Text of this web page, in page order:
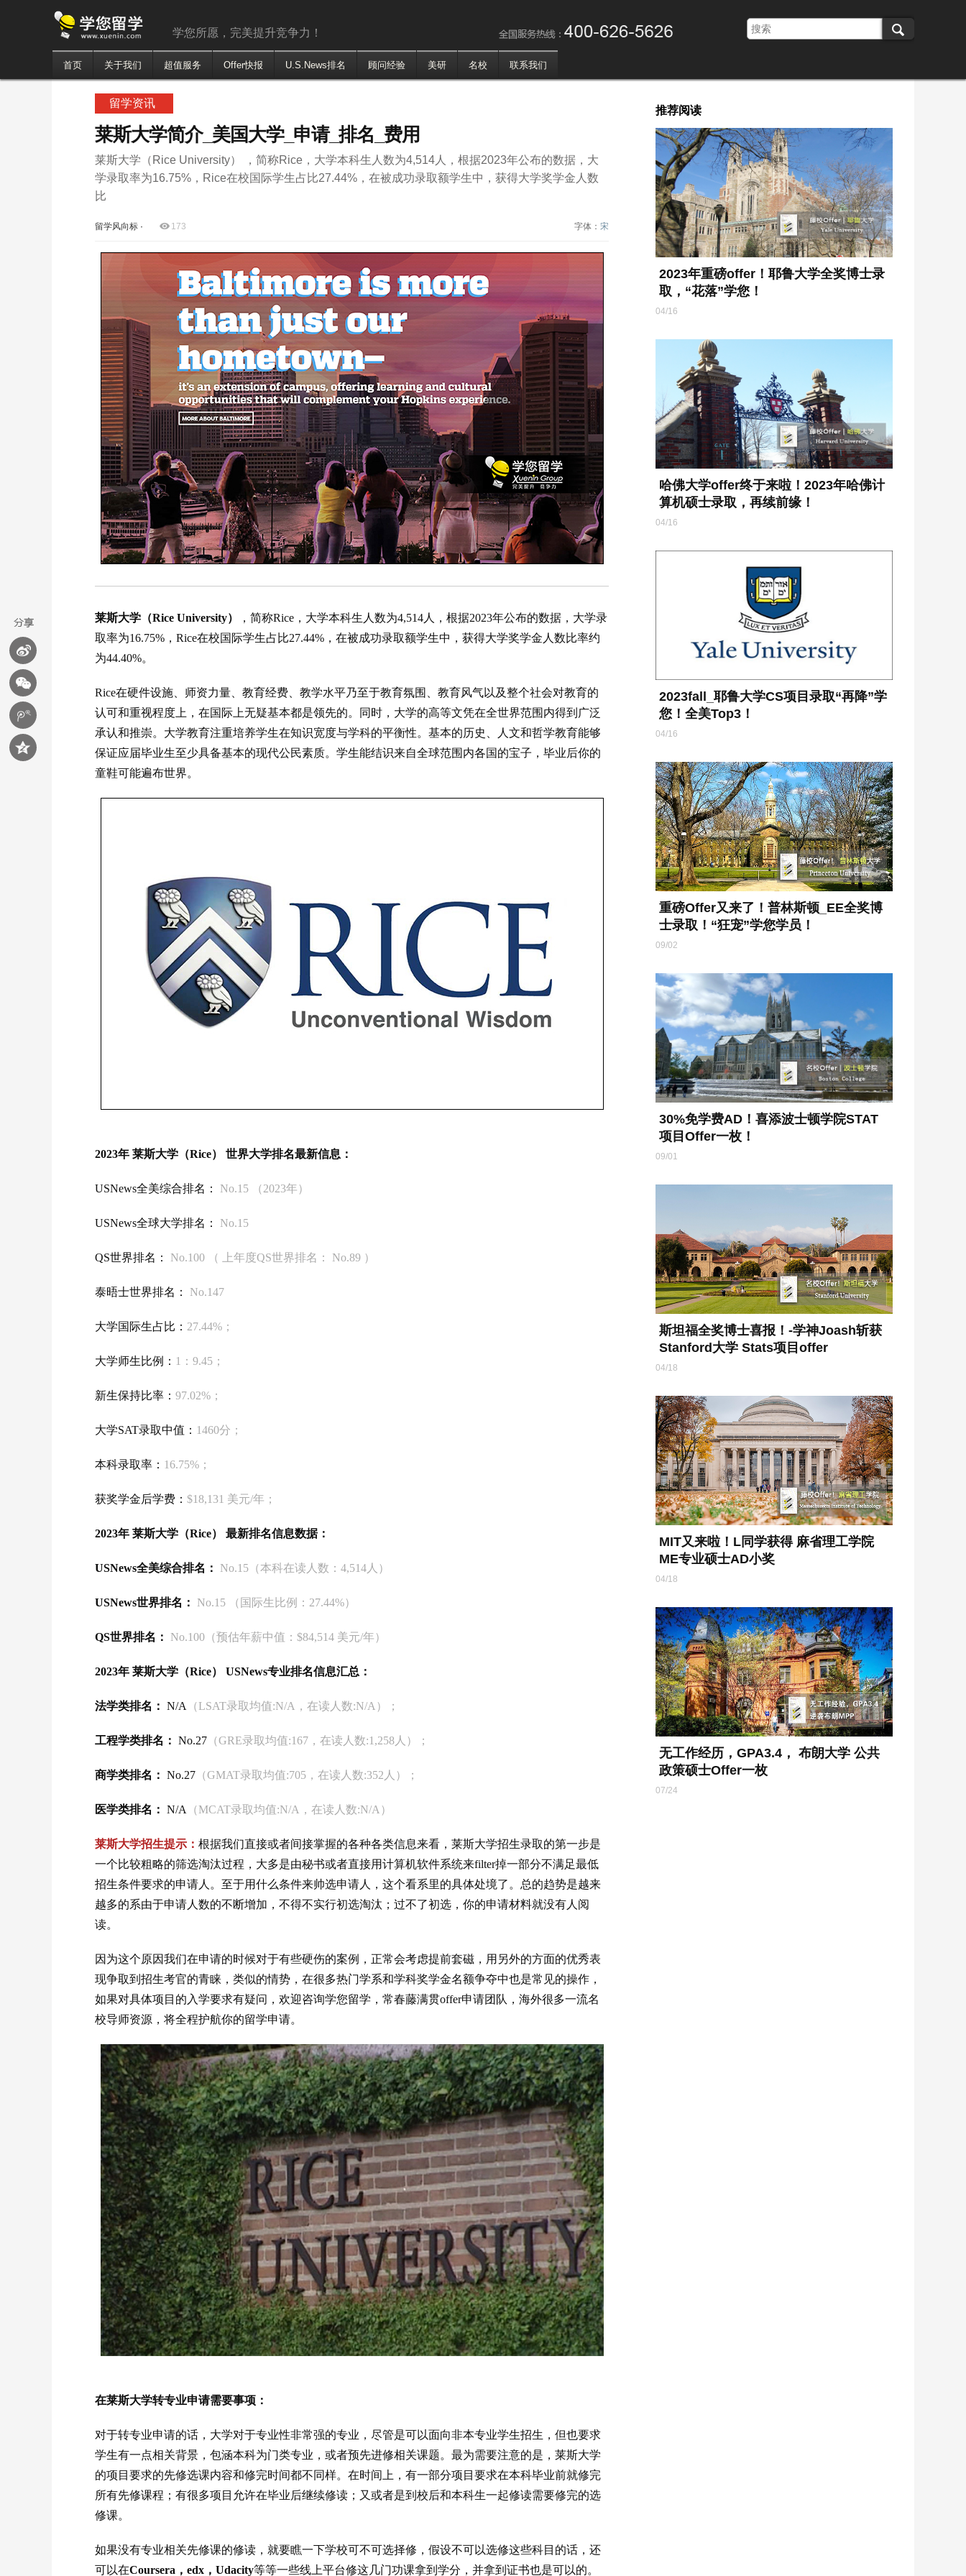
学您所愿，完美提升竞争力！
首页 关于我们 超值服务 Offer快报 U.S.News排名 顾问经验 美研 名校 联系我们
留学资讯
莱斯大学简介_美国大学_申请_排名_费用
莱斯大学（Rice University） ，简称Rice，大学本科生人数为4,514人，根据2023年公布的数据，大
学录取率为16.75%，Rice在校国际学生占比27.44%，在被成功录取额学生中，获得大学奖学金人数
比
留学风向标 · 173 字体： 宋
莱斯大学（Rice University）
，简称Rice，大学本科生人数为4,514人，根据2023年公布的数据，大学录
取率为16.75%，Rice在校国际学生占比27.44%，在被成功录取额学生中，获得大学奖学金人数比率约
为44.40%。
Rice在硬件设施、师资力量、教育经费、教学水平乃至于教育氛围、教育风气以及整个社会对教育的
认可和重视程度上，在国际上无疑基本都是领先的。同时，大学的高等文凭在全世界范围内得到广泛
承认和推崇。大学教育注重培养学生在知识宽度与学科的平衡性。基本的历史、人文和哲学教育能够
保证应届毕业生至少具备基本的现代公民素质。学生能结识来自全球范围内各国的宝子，毕业后你的
童鞋可能遍布世界。
2023年 莱斯大学（Rice） 世界大学排名最新信息：
USNews全美综合排名： No.15 （2023年）
USNews全球大学排名： No.15
QS世界排名： No.100 （ 上年度QS世界排名： No.89 ）
泰晤士世界排名： No.147
大学国际生占比： 27.44%；
大学师生比例： 1： 9.45；
新生保持比率： 97.02%；
大学SAT录取中值： 1460分；
本科录取率： 16.75%；
获奖学金后学费： $18,131 美元/年；
2023年 莱斯大学（Rice） 最新排名信息数据：
USNews全美综合排名： No.15（本科在读人数：4,514人）
USNews世界排名： No.15 （国际生比例：27.44%）
QS世界排名： No.100（预估年薪中值：$84,514 美元/年）
2023年 莱斯大学（Rice） USNews专业排名信息汇总：
法学类排名： N/A （LSAT录取均值:N/A，在读人数:N/A）；
工程学类排名： No.27 （GRE录取均值:167，在读人数:1,258人）；
商学类排名： No.27 （GMAT录取均值:705，在读人数:352人）；
医学类排名： N/A （MCAT录取均值:N/A，在读人数:N/A）
莱斯大学招生提示： 根据我们直接或者间接掌握的各种各类信息来看，莱斯大学招生录取的第一步是
一个比较粗略的筛选淘汰过程，大多是由秘书或者直接用计算机软件系统来filter掉一部分不满足最低
招生条件要求的申请人。至于用什么条件来帅选申请人，这个看系里的具体处境了。总的趋势是越来
越多的系由于申请人数的不断增加，不得不实行初选淘汰；过不了初选，你的申请材料就没有人阅
读。
因为这个原因我们在申请的时候对于有些硬伤的案例，正常会考虑提前套磁，用另外的方面的优秀表
现争取到招生考官的青睐，类似的情势，在很多热门学系和学科奖学金名额争夺中也是常见的操作，
如果对具体项目的入学要求有疑问，欢迎咨询学您留学，常春藤满贯offer申请团队，海外很多一流名
校导师资源，将全程护航你的留学申请。
在莱斯大学转专业申请需要事项：
对于转专业申请的话，大学对于专业性非常强的专业，尽管是可以面向非本专业学生招生，但也要求
学生有一点相关背景，包涵本科为门类专业，或者预先进修相关课题。最为需要注意的是，莱斯大学
的项目要求的先修选课内容和修完时间都不同样。在时间上，有一部分项目要求在本科毕业前就修完
所有先修课程；有很多项目允许在毕业后继续修读；又或者是到校后和本科生一起修读需要修完的选
修课。
如果没有专业相关先修课的修读，就要瞧一下学校可不可选择修，假设不可以选修这些科目的话，还
可以在Coursera，edx，Udacity等等一些线上平台修这几门功课拿到学分，并拿到证书也是可以的。
推荐阅读
2023年重磅offer！耶鲁大学全奖博士录
取，“花落”学您！
04/16
哈佛大学offer终于来啦！2023年哈佛计
算机硕士录取，再续前缘！
04/16
2023fall_耶鲁大学CS项目录取“再降”学
您！全美Top3！
04/16
重磅Offer又来了！普林斯顿_EE全奖博
士录取！“狂宠”学您学员！
09/02
30%免学费AD！喜添波士顿学院STAT
项目Offer一枚！
09/01
斯坦福全奖博士喜报！-学神Joash斩获
Stanford大学 Stats项目offer
04/18
MIT又来啦！L同学获得 麻省理工学院
ME专业硕士AD小奖
04/18
无工作经历，GPA3.4， 布朗大学 公共
政策硕士Offer一枚
07/24